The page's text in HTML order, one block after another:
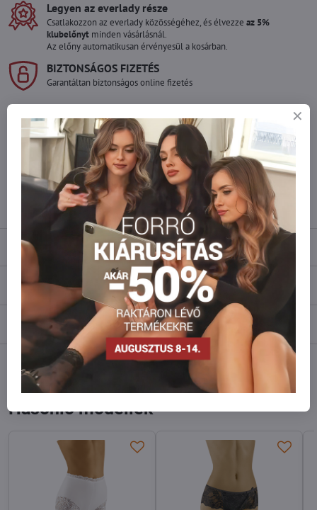
Legyen az everlady része
Csatlakozzon az everlady közösségéhez, és élvezze az 5%
klubelőnyt minden vásárlásnál.
Az előny automatikusan érvényesül a kosárban.
BIZTONSÁGOS FIZETÉS
Garantáltan biztonságos online fizetés
Szeretne több terméket rendelni mint
amennyi raktáron van?
Ne habozzon kapcsolatba lépni velünk, raktárra szállítjuk az árut!
info​@everlady​.eu
Leírás
Vélemények 0
Fórum 0
Facebook Reddit WhatsApp
Hasonló modellek